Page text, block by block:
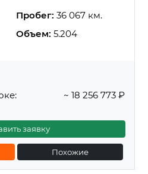
Пробег: 36 067 км.
Объем: 5.204
~ 18 256 773 ₽
заявку
Похожие